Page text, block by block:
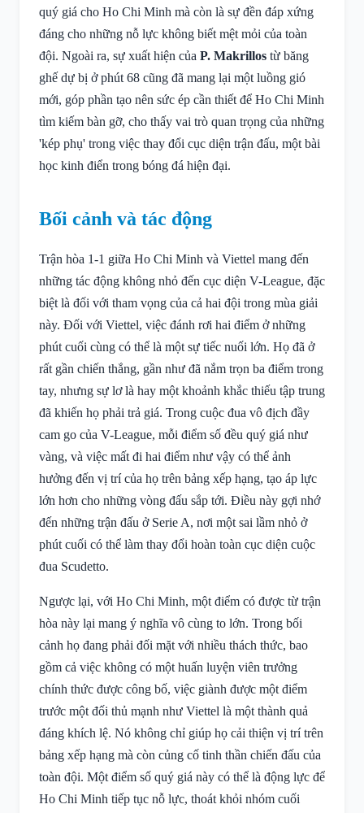
quý giá cho Ho Chi Minh mà còn là sự đền đáp xứng
đáng cho những nỗ lực không biết mệt mỏi của toàn
đội. Ngoài ra, sự xuất hiện của P. Makrillos từ băng
ghế dự bị ở phút 68 cũng đã mang lại một luồng gió
mới, góp phần tạo nên sức ép cần thiết để Ho Chi Minh
tìm kiếm bàn gỡ, cho thấy vai trò quan trọng của những
'kép phụ' trong việc thay đổi cục diện trận đấu, một bài
học kinh điển trong bóng đá hiện đại.
Bối cảnh và tác động
Trận hòa 1-1 giữa Ho Chi Minh và Viettel mang đến
những tác động không nhỏ đến cục diện V-League, đặc
biệt là đối với tham vọng của cả hai đội trong mùa giải
này. Đối với Viettel, việc đánh rơi hai điểm ở những
phút cuối cùng có thể là một sự tiếc nuối lớn. Họ đã ở
rất gần chiến thắng, gần như đã nắm trọn ba điểm trong
tay, nhưng sự lơ là hay một khoảnh khắc thiếu tập trung
đã khiến họ phải trả giá. Trong cuộc đua vô địch đầy
cam go của V-League, mỗi điểm số đều quý giá như
vàng, và việc mất đi hai điểm như vậy có thể ảnh
hưởng đến vị trí của họ trên bảng xếp hạng, tạo áp lực
lớn hơn cho những vòng đấu sắp tới. Điều này gợi nhớ
đến những trận đấu ở Serie A, nơi một sai lầm nhỏ ở
phút cuối có thể làm thay đổi hoàn toàn cục diện cuộc
đua Scudetto.
Ngược lại, với Ho Chi Minh, một điểm có được từ trận
hòa này lại mang ý nghĩa vô cùng to lớn. Trong bối
cảnh họ đang phải đối mặt với nhiều thách thức, bao
gồm cả việc không có một huấn luyện viên trưởng
chính thức được công bố, việc giành được một điểm
trước một đối thủ mạnh như Viettel là một thành quả
đáng khích lệ. Nó không chỉ giúp họ cải thiện vị trí trên
bảng xếp hạng mà còn củng cố tinh thần chiến đấu của
toàn đội. Một điểm số quý giá này có thể là động lực để
Ho Chi Minh tiếp tục nỗ lực, thoát khỏi nhóm cuối